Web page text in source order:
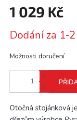
1 029 Kč
cena:
Dodání za 1-
Možnosti doručení
Otočná stojánková